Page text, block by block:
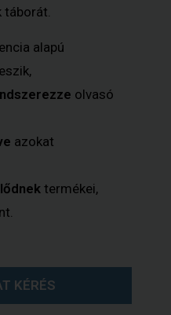
alapú
olvasó
azokat
termékei,
KÉRÉS